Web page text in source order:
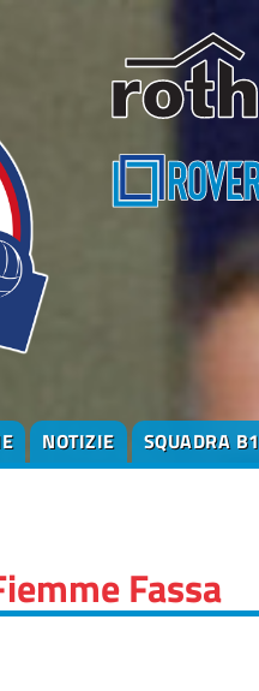
NOTIZIE SQUADRA B1
Fassa